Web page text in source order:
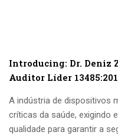
Introducing: Dr. Deniz
Auditor Líder
A indústria de dispositivos
críticas da saúde, exigindo
qualidade para garantir a